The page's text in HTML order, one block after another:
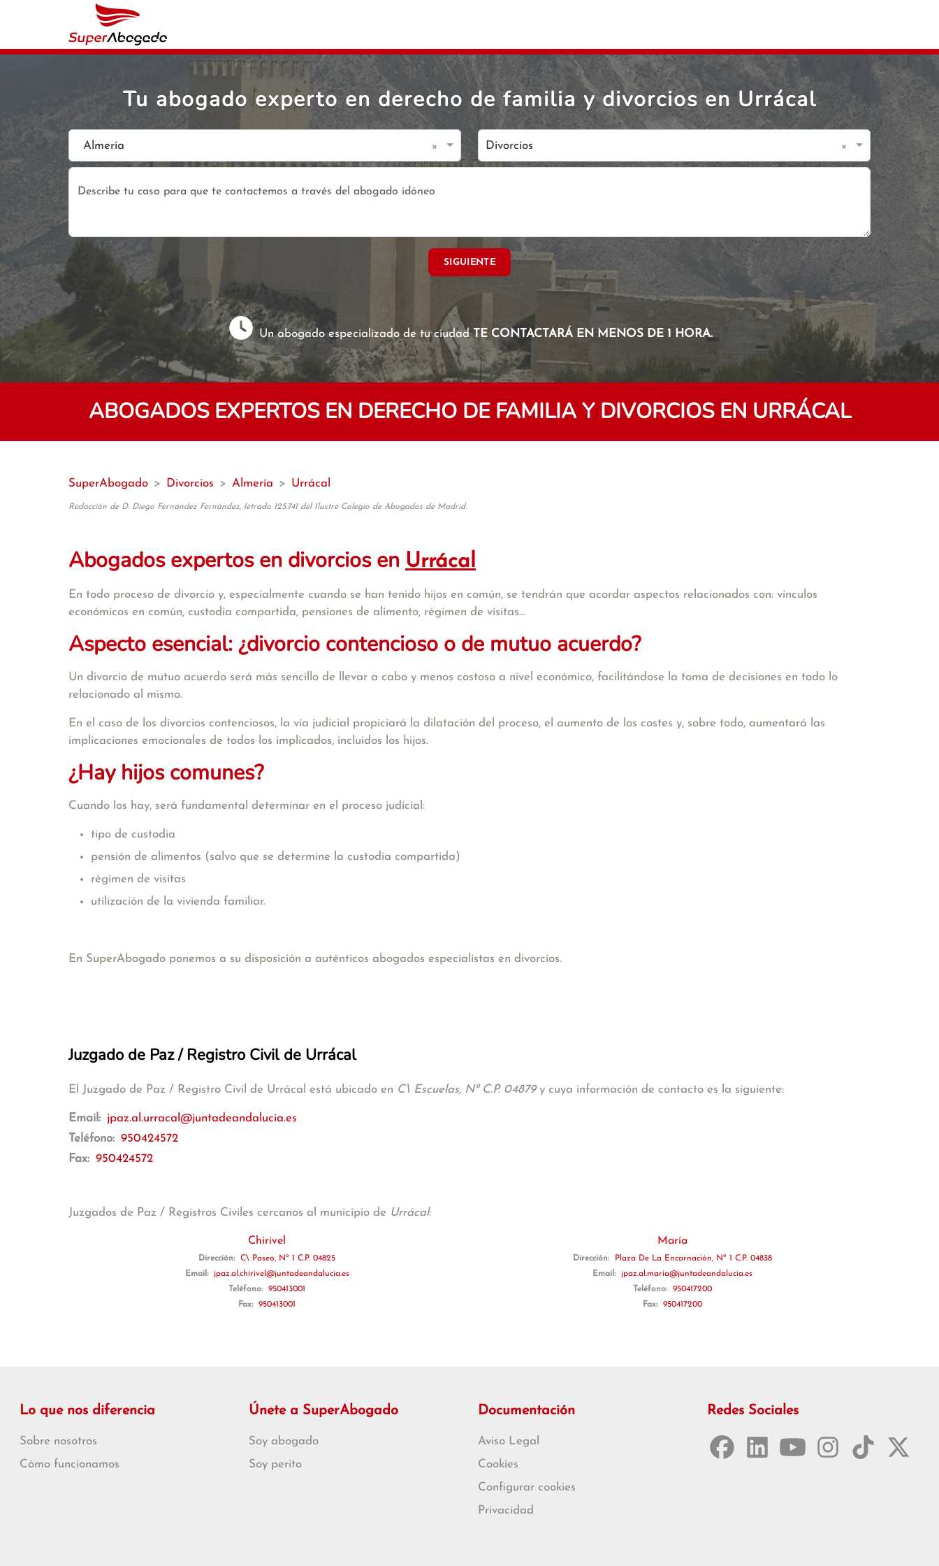
Tu abogado experto en derecho de familia y divorcios en Urrácal
Almería × Divorcios ×
SIGUIENTE
Un abogado especializado de tu ciudadTE CONTACTARÁ EN MENOS DE 1 HORA.
ABOGADOS EXPERTOS EN DERECHO DE FAMILIA Y DIVORCIOS EN URRÁCAL
SuperAbogado > Divorcios > Almería > Urrácal
Redacción de D. Diego Fernández Fernández, letrado 125.741 del Ilustre Colegio de Abogados de Madrid.
Abogados expertos en divorcios en Urrácal
En todo proceso de divorcio y, especialmente cuando se han tenido hijos en común, se tendrán que acordar aspectos relacionados con: vínculos
económicos en común, custodia compartida, pensiones de alimento, régimen de visitas...
Aspecto esencial: ¿divorcio contencioso o de mutuo acuerdo?
Un divorcio de mutuo acuerdo será más sencillo de llevar a cabo y menos costoso a nivel económico, facilitándose la toma de decisiones en todo lo
relacionado al mismo.
En el caso de los divorcios contenciosos, la vía judicial propiciará la dilatación del proceso, el aumento de los costes y, sobre todo, aumentará las
implicaciones emocionales de todos los implicados, incluidos los hijos.
¿Hay hijos comunes?
Cuando los hay, será fundamental determinar en el proceso judicial:
tipo de custodia
pensión de alimentos (salvo que se determine la custodia compartida)
régimen de visitas
utilización de la vivienda familiar.
En SuperAbogado ponemos a su disposición a auténticos abogados especialistas en divorcios.
Juzgado de Paz / Registro Civil de Urrácal
El Juzgado de Paz / Registro Civil de Urrácal está ubicado en C\ Escuelas, Nº C.P. 04879y cuya información de contacto es la siguiente:
Email: jpaz.al.urracal@juntadeandalucia.es
Teléfono: 950424572
Fax: 950424572
Juzgados de Paz / Registros Civiles cercanos al municipio de Urrácal:
Chirivel
Dirección:
C\ Paseo, Nº 1 C.P. 04825
Email:
jpaz.al.chirivel@juntadeandalucia.es
Teléfono:
950413001
Fax:
950413001
María
Dirección:
Plaza De La Encarnación, Nº 1 C.P. 04838
Email:
jpaz.al.maria@juntadeandalucia.es
Teléfono:
950417200
Fax:
950417200
Lo que nos diferencia
Sobre nosotros
Cómo funcionamos
Únete a SuperAbogado
Soy abogado
Soy perito
Documentación
Aviso Legal
Cookies
Configurar cookies
Privacidad
Redes Sociales